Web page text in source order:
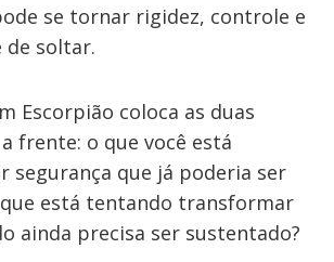
se tornar rigidez, controle e
de soltar.
Escorpião coloca as duas
frente: o que você está
segurança que já poderia ser
que está tentando transformar
ainda precisa ser sustentado?